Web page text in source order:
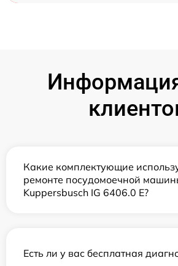
Какие комплектующие
ремонте посудомоечной
Kuppersbusch IG 6406.0 E?
Есть ли у вас бесплатная